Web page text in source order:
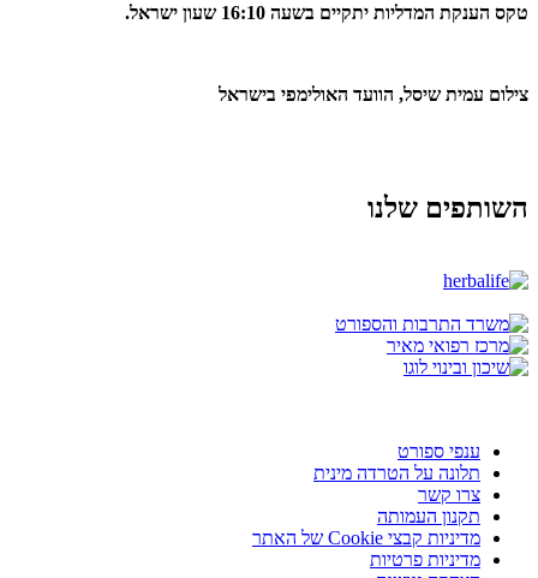
טקס הענקת המדליות יתקיים בשעה 16:10 שעון ישראל.
צילום עמית שיסל, הוועד האולימפי בישראל
השותפים שלנו
ענפי ספורט
תלונה על הטרדה מינית
צרו קשר
תקנון העמותה
מדיניות קבצי Cookie של האתר
מדיניות פרטיות